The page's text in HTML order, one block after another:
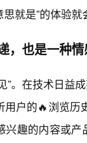
就是”的体验
，也是一种
”。在技术日益
用户的🔥浏览
兴趣的内容或